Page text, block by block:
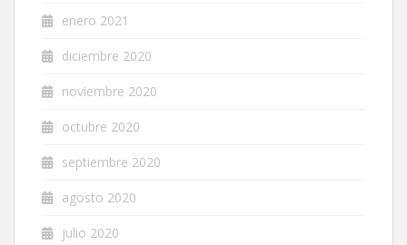
enero 2021
diciembre 2020
noviembre 2020
octubre 2020
septiembre 2020
agosto 2020
julio 2020